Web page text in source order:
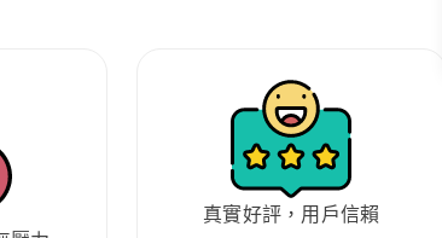
真實好評，用戶信賴